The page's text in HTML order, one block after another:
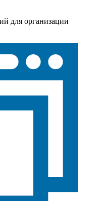
для организации